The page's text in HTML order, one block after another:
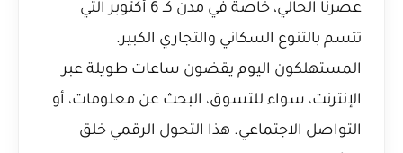
عصرنا الحالي، خاصة في مدن كـ 6 أكتوبر التي
تتسم بالتنوع السكاني والتجاري الكبير.
المستهلكون اليوم يقضون ساعات طويلة عبر
الإنترنت، سواء للتسوق، البحث عن معلومات، أو
التواصل الاجتماعي. هذا التحول الرقمي خلق